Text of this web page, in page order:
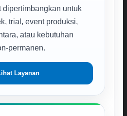
dipertimbangkan untuk
trial, event produksi,
atau kebutuhan
permanen.
Layanan